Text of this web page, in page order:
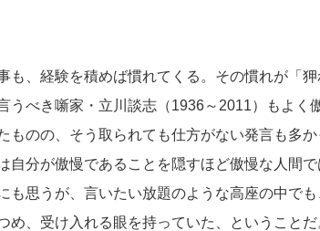
も、経験を積めば慣れてくる。その慣れが「
うべき噺家・立川談志（1936～2011）もよく
ものの、そう取られても仕方がない発言も多
は自分が傲慢であることを隠すほど傲慢な人間
も思うが、言いたい放題のような高座の中で
め、受け入れる眼を持っていた、ということだ